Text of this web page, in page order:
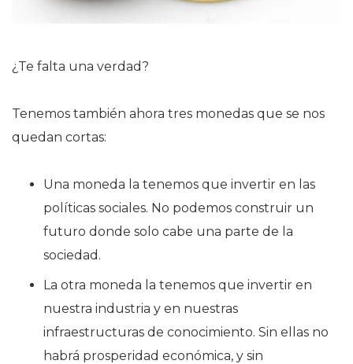
¿Te falta una verdad?
Tenemos también ahora tres monedas que se nos
quedan cortas:
Una moneda la tenemos que invertir en las
políticas sociales. No podemos construir un
futuro donde solo cabe una parte de la
sociedad.
La otra moneda la tenemos que invertir en
nuestra industria y en nuestras
infraestructuras de conocimiento. Sin ellas no
habrá prosperidad económica, y sin